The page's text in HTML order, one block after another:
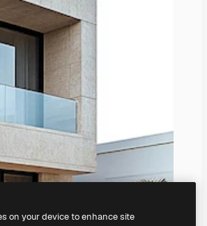
on your device to enhance site